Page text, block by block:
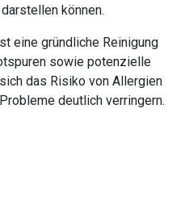
können.
eine gründliche Reinigung
sowie potenzielle
das Risiko von Allergien
deutlich verringern.